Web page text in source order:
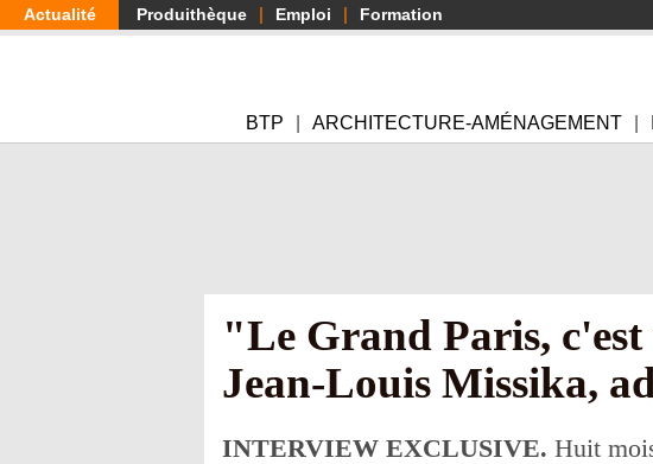
Aller
au
Actualité Produithèque Emploi Formation
BTP ARCHITECTURE-AMÉNAGEMENT
"Le Grand Paris,
Jean-Louis Missika,
INTERVIEW EXCLUSIVE. Huit